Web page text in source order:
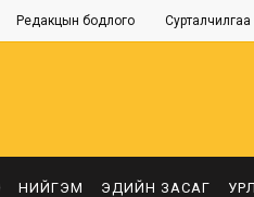
Редакцын бодлого
НИЙГЭМ ЭДИЙН ЗАСАГ